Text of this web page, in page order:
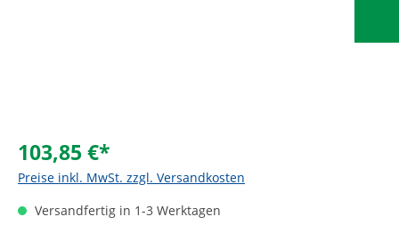
103,85 €*
Preise inkl. MwSt. zzgl. Versandkosten
Versandfertig in 1-3 Werktagen